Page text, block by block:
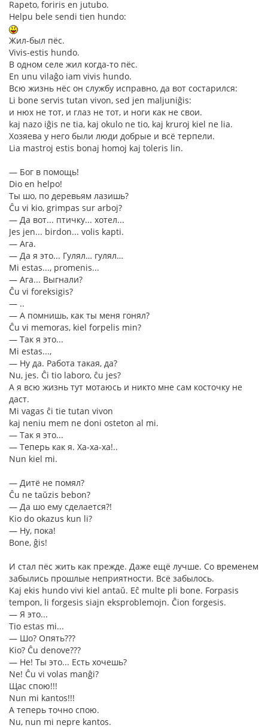
Rapeto, foriris en jutubo.
Helpu bele sendi tien hundo:
Жил-был пёс.
Vivis-estis hundo.
В одном селе жил когда-то пёс.
En unu vilaĝo iam vivis hundo.
Всю жизнь нёс он службу исправно, да вот состарился:
Li bone servis tutan vivon, sed jen maljuniĝis:
и нюх не тот, и глаз не тот, и ноги как не свои.
kaj nazo iĝis ne tia, kaj okulo ne tio, kaj kruroj kiel ne lia.
Хозяева у него были люди добрые и всё терпели.
Lia mastroj estis bonaj homoj kaj toleris lin.
― Бог в помощь!
Dio en helpo!
Ты шо, по деревьям лазишь?
Ĉu vi kio, grimpas sur arboj?
― Да вот... птичку... хотел...
Jes jen... birdon... volis kapti.
― Ага.
― Да я это... Гулял… гулял…
Mi estas..., promenis...
― Ага... Выгнали?
Ĉu vi foreksigis?
― ..
― А помнишь, как ты меня гонял?
Ĉu vi memoras, kiel forpelis min?
― Так я это...
Mi estas...,
― Ну да. Работа такая, да?
Nu, jes. Ĉi tio laboro, ĉu jes?
А я всю жизнь тут мотаюсь и никто мне сам косточку не
даст.
Mi vagas ĉi tie tutan vivon
kaj neniu mem ne doni osteton al mi.
― Так я это...
― Теперь как я. Ха-ха-ха!..
Nun kiel mi.
― Дитё не помял?
Ĉu ne taŭzis bebon?
― Да шо ему сделается?!
Kio do okazus kun li?
― Ну, пока!
Bone, ĝis!
И стал пёс жить как прежде. Даже ещё лучше. Со временем
забылись прошлые неприятности. Всё забылось.
Kaj ekis hundo vivi kiel antaŭ. Eĉ multe pli bone. Forpasis
tempon, li forgesis siajn eksproblemojn. Ĉion forgesis.
― Я это...
Tio estas mi...
― Шо? Опять???
Kio? Ĉu denove???
― Не! Ты это... Есть хочешь?
Ne! Ĉu vi volas manĝi?
Щас спою!!!
Nun mi kantos!!!
А теперь точно спою.
Nu, nun mi nepre kantos.